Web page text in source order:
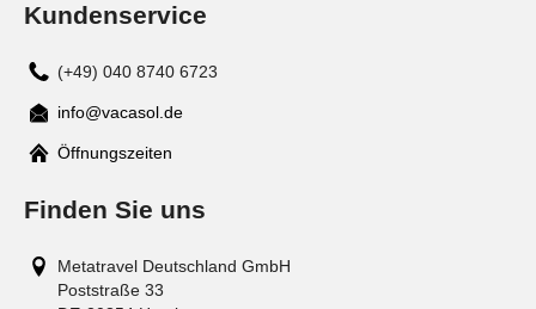
Kundenservice
(+49) 040 8740 6723
Mail
info@vacasol.de
Öffnungszeiten
Finden Sie uns
Metatravel Deutschland GmbH
Poststraße 33